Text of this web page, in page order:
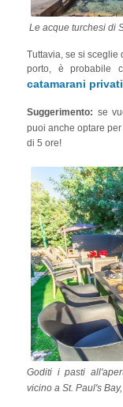
Le acque turchesi di
Tuttavia, se si sceglie
porto, è probabile
catamarani privati
come laLaguna di
Suggerimento: se
puoi anche optare
di 5 ore!
Goditi i pasti
vicino a St. Paul's